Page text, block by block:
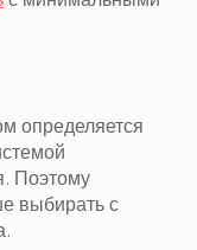
определяется
Поэтому
выбирать с